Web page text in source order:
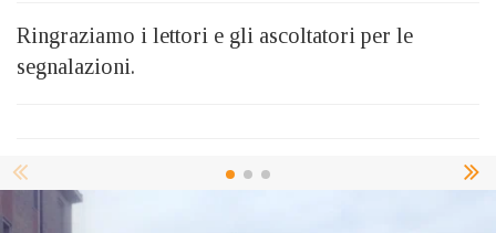
Ringraziamo i lettori e gli ascoltatori per le
segnalazioni.